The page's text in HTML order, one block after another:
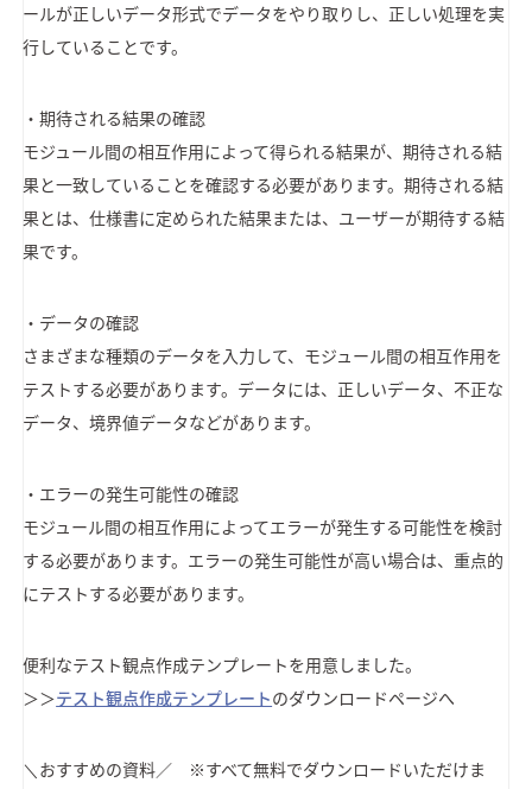
ールが正しいデータ形式でデータをやり取りし、正しい処理を実
行していることです。
・期待される結果の確認
モジュール間の相互作用によって得られる結果が、期待される結
果と一致していることを確認する必要があります。期待される結
果とは、仕様書に定められた結果または、ユーザーが期待する結
果です。
・データの確認
さまざまな種類のデータを入力して、モジュール間の相互作用を
テストする必要があります。データには、正しいデータ、不正な
データ、境界値データなどがあります。
・エラーの発生可能性の確認
モジュール間の相互作用によってエラーが発生する可能性を検討
する必要があります。エラーの発生可能性が高い場合は、重点的
にテストする必要があります。
便利なテスト観点作成テンプレートを用意しました。
＞＞テスト観点作成テンプレートのダウンロードページへ
＼おすすめの資料／ ※すべて無料でダウンロードいただけま